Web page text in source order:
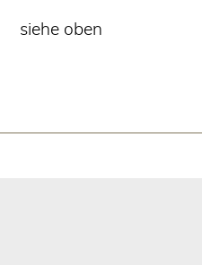
siehe oben